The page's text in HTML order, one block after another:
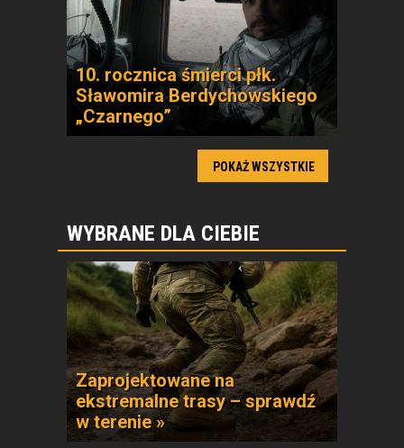
10. rocznica śmierci płk.
Sławomira Berdychowskiego
„Czarnego”
POKAŻ WSZYSTKIE
WYBRANE DLA CIEBIE
Zaprojektowane na
ekstremalne trasy – sprawdź
w terenie »